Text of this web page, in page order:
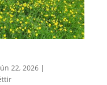
22, 2026|